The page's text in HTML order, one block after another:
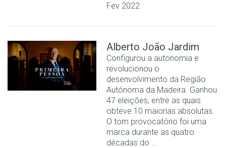
Fev 2022
Alberto João Jardim
Configurou a autonomia e
revolucionou o
desenvolvimento da Região
Autónoma da Madeira. Ganhou
47 eleições, entre as quais
obteve 10 maiorias absolutas.
O tom provocatório foi uma
marca durante as quatro
décadas do ...